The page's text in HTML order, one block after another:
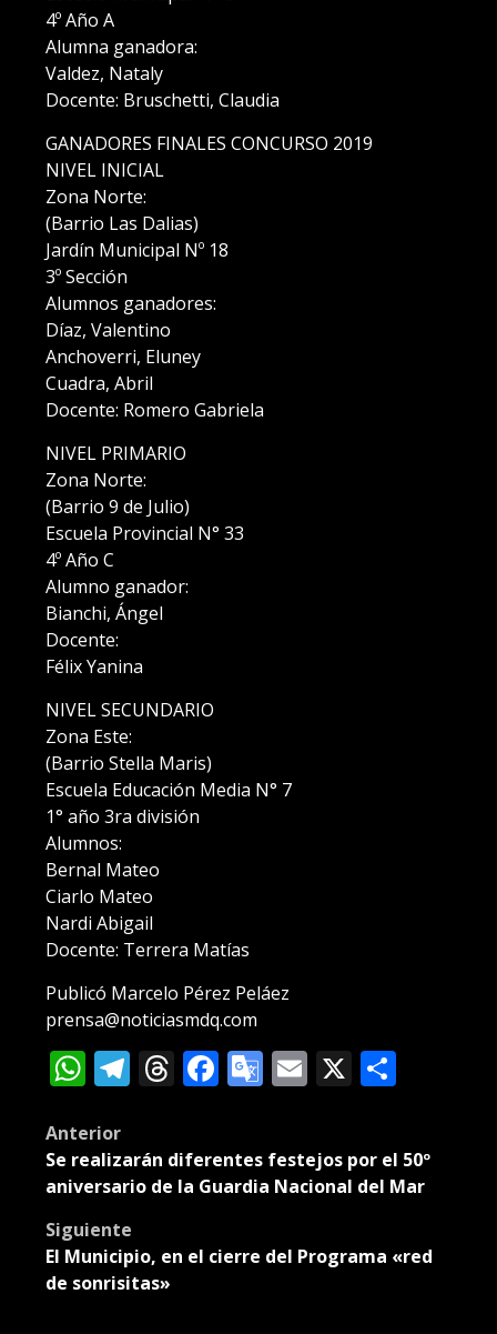
4º Año A
Alumna ganadora:
Valdez, Nataly
Docente: Bruschetti, Claudia
GANADORES FINALES CONCURSO 2019
NIVEL INICIAL
Zona Norte:
(Barrio Las Dalias)
Jardín Municipal Nº 18
3º Sección
Alumnos ganadores:
Díaz, Valentino
Anchoverri, Eluney
Cuadra, Abril
Docente: Romero Gabriela
NIVEL PRIMARIO
Zona Norte:
(Barrio 9 de Julio)
Escuela Provincial N° 33
4º Año C
Alumno ganador:
Bianchi, Ángel
Docente:
Félix Yanina
NIVEL SECUNDARIO
Zona Este:
(Barrio Stella Maris)
Escuela Educación Media N° 7
1° año 3ra división
Alumnos:
Bernal Mateo
Ciarlo Mateo
Nardi Abigail
Docente: Terrera Matías
Publicó Marcelo Pérez Peláez
prensa@noticiasmdq.com
WhatsApp
Telegram
Threads
Facebook
Google
Email
X
Post
navigation
Anterior
Se realizarán diferentes festejos por el 50º
aniversario de la Guardia Nacional del Mar
Siguiente
El Municipio, en el cierre del Programa «red
de sonrisitas»